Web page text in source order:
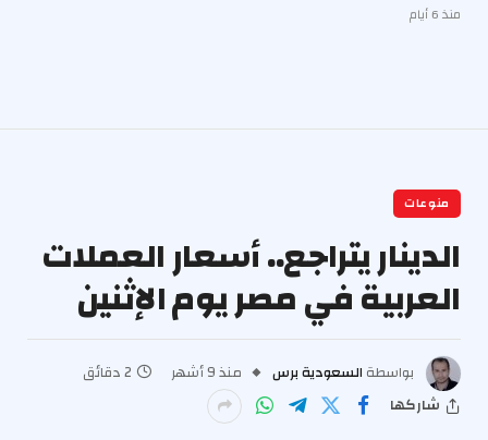
منذ 6 أيام
منوعات
الدينار يتراجع.. أسعار العملات
العربية في مصر يوم الإثنين
بواسطة السعودية برس منذ 9 أشهر
2 دقائق
شاركها